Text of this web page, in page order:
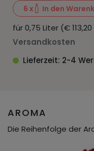
6 x In den
für 0,75 Liter (€
Versandkosten
Lieferzeit: 2-4
AROMA
Die Reihenfolge der